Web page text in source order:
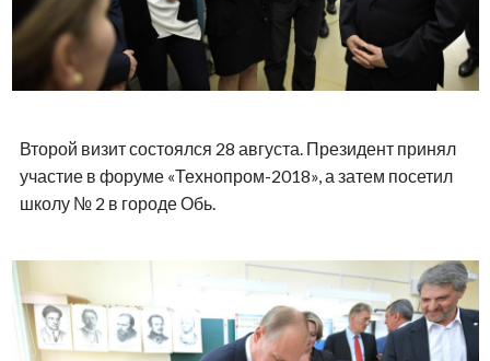
Второй визит состоялся 28 августа. Президент принял
участие в форуме «Технопром-2018», а затем посетил
школу № 2 в городе Обь.